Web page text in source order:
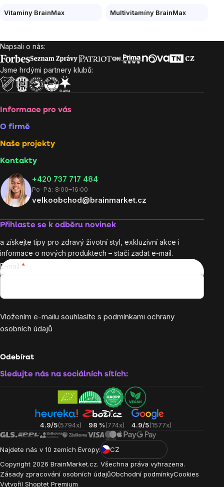
Vitamíny BrainMax Multivitamíny BrainMax
Zápatí
Napsali o nás:
Jsme hrdými partnery klubů:
Informace pro vás
O firmě
Naše projekty
Kontakty
+420 737 717 484
Po–Pá: 8:00–16:00
velkoobchod@brainmarket.cz
Přihlaste se k odběru novinek
a získejte tipy pro zdravý životní styl, exkluzivní akce i
informace o nových produktech – stačí zadat e-mail.
E-mail
Vložením e-mailu souhlasíte s podmínkami ochrany
osobních údajů
Odebírat
Sledujte nás na sociálních sítích:
4.9/5(5794x) 98 %(774x) 4.9/5(1577x)
Najdete nás v 10 zemích Evropy:
CZ
Copyright 2026 BrainMarket.cz. Všechna práva vyhrazena.
Zásady zpracování osobních údajůObchodní podmínkyCookies
Vytvořil Shoptet Premium